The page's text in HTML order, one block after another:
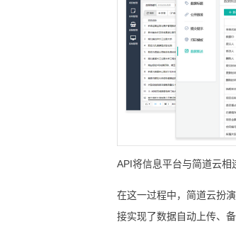
API将信息平台与简道云相
在这一过程中，简道云扮
接实现了数据自动上传、备